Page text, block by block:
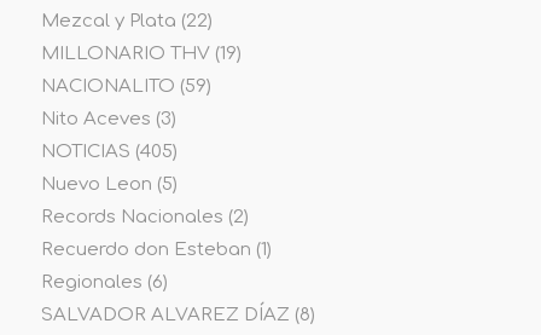
Mezcal y Plata (22)
MILLONARIO THV(19)
NACIONALITO (59)
Nito Aceves (3)
NOTICIAS (405)
Nuevo Leon (5)
Records Nacionales (2)
Recuerdo don Esteban (1)
Regionales (6)
SALVADOR ALVAREZ DÍAZ (8)